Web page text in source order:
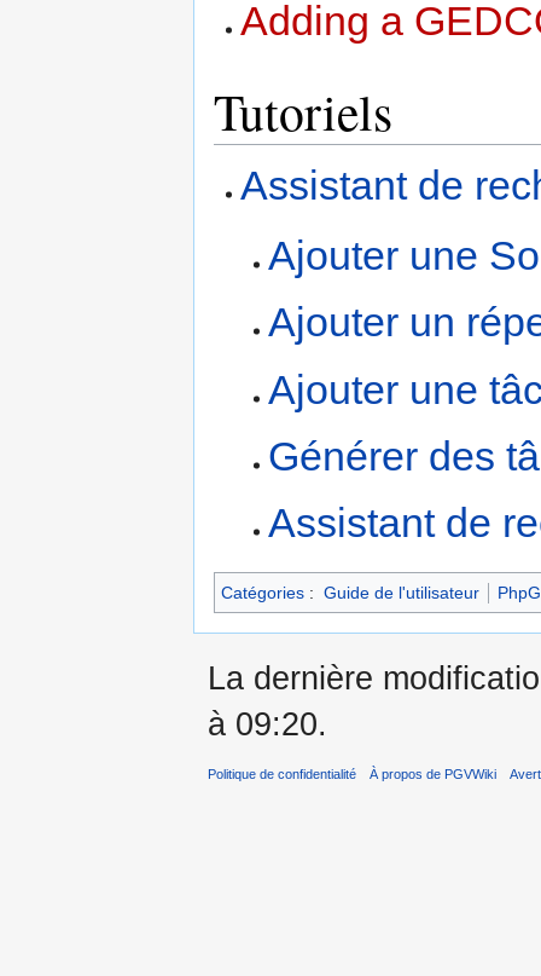
Adding a
Tutoriels
Assistant de
Ajouter une
Ajouter un
Ajouter une
Générer des
Assistant de
Catégories : Guide de l'utilisateur
La dernière
à 09:20.
Politique de confidentialité À propos de PGVWiki